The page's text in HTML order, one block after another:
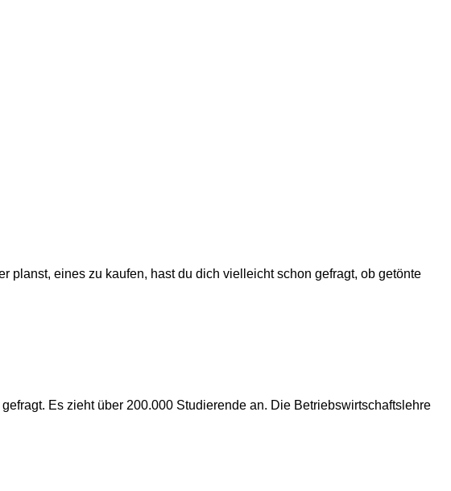
planst, eines zu kaufen, hast du dich vielleicht schon gefragt, ob getönte
Es zieht über 200.000 Studierende an. Die Betriebswirtschaftslehre